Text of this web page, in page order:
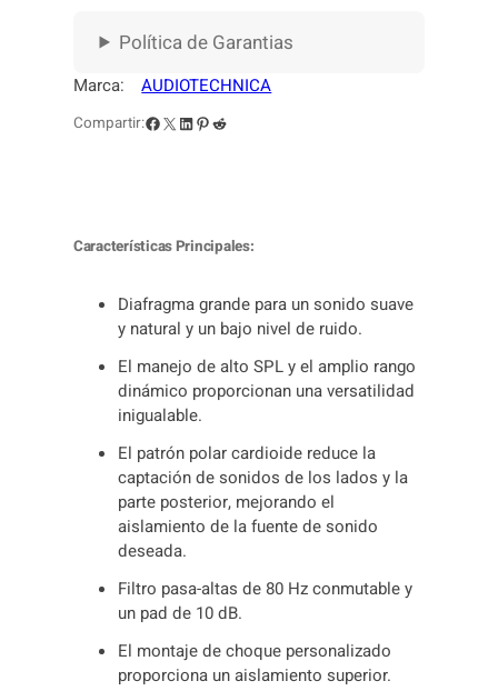
N
C
0
Política de Garantias
Marca: AUDIOTECHNICA
Compartir:Facebook X LinkedIn Pinterest Reddit
Características Principales:
Diafragma grande para un sonido suave
y natural y un bajo nivel de ruido.
El manejo de alto SPL y el amplio rango
dinámico proporcionan una versatilidad
inigualable.
El patrón polar cardioide reduce la
captación de sonidos de los lados y la
parte posterior, mejorando el
aislamiento de la fuente de sonido
deseada.
Filtro pasa-altas de 80 Hz conmutable y
un pad de 10 dB.
El montaje de choque personalizado
proporciona un aislamiento superior.